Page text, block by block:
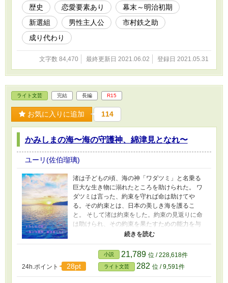
のは元新選組隊士の十羽（とわ）という女だっ
た。残党狩りのやり口と、十羽が妹と重なって
反射的に助け出す。 「自分の人生を生きなさ
ムにも投稿しています。
歴史 恋愛要素あり
幕末～明治初期
新選組
男性主人公
市村鉄之助
成り代わり
文字数 84,470 最終更新日 2021.06.02 登録日 2021.05.31
ライト文芸 完結 長編 R15
お気に入りに追加 114
かみしまの海〜海の守護神、綿津見となれ〜
ユーリ(佐伯瑠璃)
渚は子どもの頃、海の神「ワダツミ」と名乗る
巨大な生き物に溺れたところを助けられた。 ワ
ダツミは言った、約束を守れば命は助けてや
る。その約束とは、日本の美しき海を護るこ
と。 そして渚は約束をした。約束の見返りに命
は助けられ、その約束を果たすための能力を与
えられた。 あれは夢だったんだ。 そう思いなが
だ。 第十一管区海上保安本部にある、石垣海上
保安部へ異動。ワダツミとの約束を果たすため
伊佐の奮闘が始まる。 若き海上保安官たちとワ
ダツミが導く海の物語です。 ※完全なるフィク
24h.ポイント 28pt
小説 21,789 位 / 228,618件
ライト文芸 282 位 / 9,591件